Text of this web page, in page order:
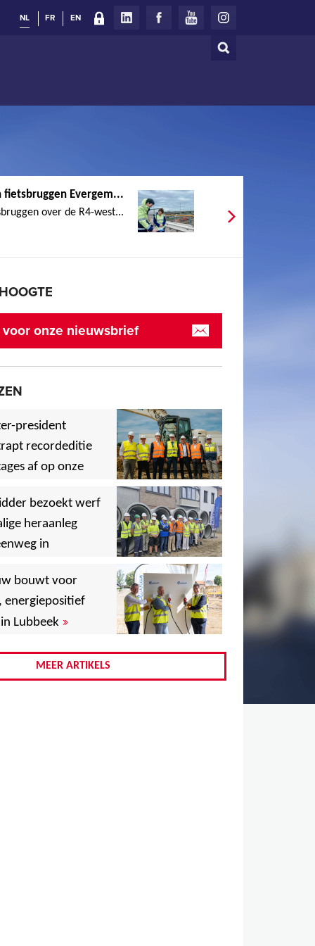
Zoeken
NL FR EN
fietsbruggen Evergem...
over de R4-west...
onze nieuwsbrief
president
recordeditie
af op onze
,
,
bezoekt werf
heraanleg
in
,
bouwt voor
energiepositief
Lubbeek »
MEER ARTIKELS